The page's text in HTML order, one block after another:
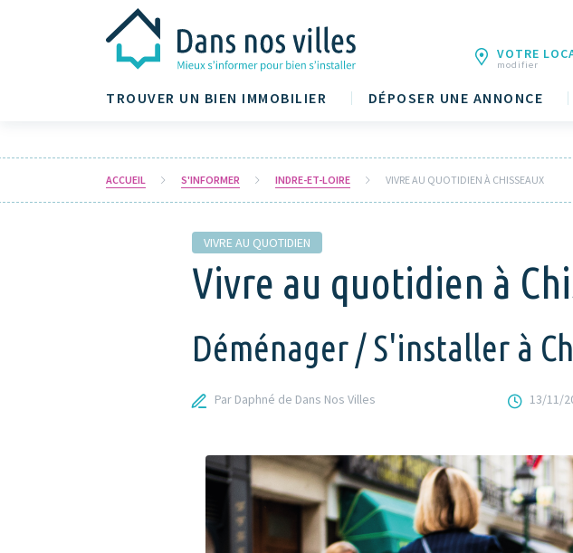
TROUVER UN BIEN IMMOBILIER DÉPOSER UNE ANNONCE
VOTRE
modifier
ACCUEIL S'INFORMER INDRE-ET-LOIRE VIVRE AU QUOTIDIEN À CHISSEAUX
VIVRE AU QUOTIDIEN
Vivre au quotidien à
Déménager / S'installer à
Par Daphné de Dans Nos Villes 13/11/